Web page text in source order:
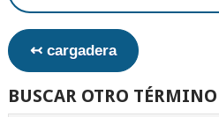
↢ cargadera
BUSCAR OTRO TÉRMINO